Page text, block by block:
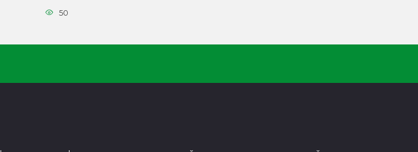
50